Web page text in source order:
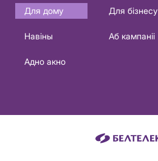
Основная
навигация
Для дому Для бізнесу
Навіны
Аб кампаніі
Адно акно